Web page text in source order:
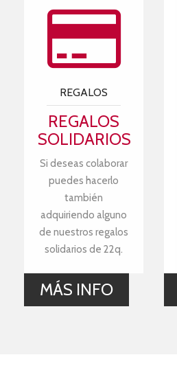
REGALOS
REGALOS
SOLIDARIOS
Si deseas colaborar
puedes hacerlo
también
adquiriendo alguno
de nuestros regalos
solidarios de 22q.
MÁS INFO